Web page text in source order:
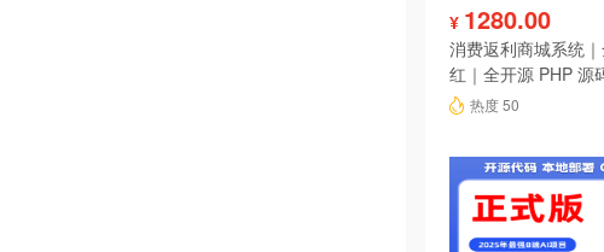
¥ 1280.00
消费返利商城系统
红｜全开源 PHP 源
热度 50